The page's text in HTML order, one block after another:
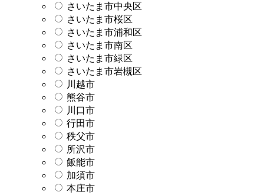
さいたま市中央区
さいたま市桜区
さいたま市浦和区
さいたま市南区
さいたま市緑区
さいたま市岩槻区
川越市
熊谷市
川口市
行田市
秩父市
所沢市
飯能市
加須市
本庄市